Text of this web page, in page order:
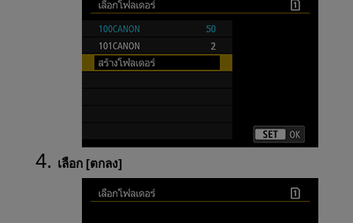
เลือก [ตกลง]